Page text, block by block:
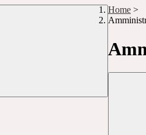
Home >